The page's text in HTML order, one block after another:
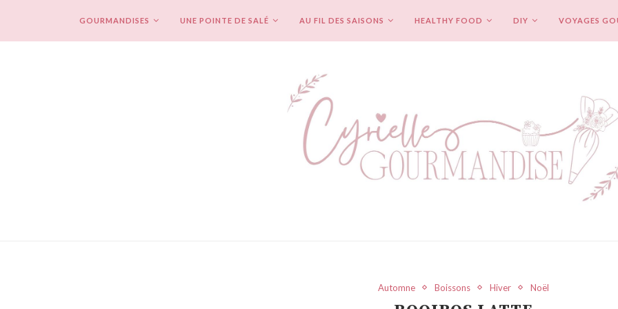
GOURMANDISES UNE POINTE DE SALÉ AU FIL DES SAISONS HEALTHY FOOD DIY VOYAGES
Automne Boissons Hiver Noël